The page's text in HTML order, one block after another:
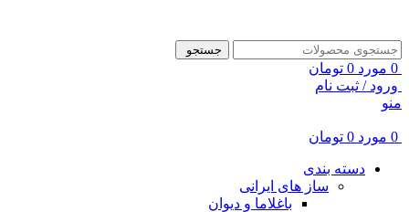
جستجو
0 مورد 0 تومان
ورود / ثبت نام
منو
0 مورد 0 تومان
دسته بندی
ساز های ایرانی
باغلاما و دیوان